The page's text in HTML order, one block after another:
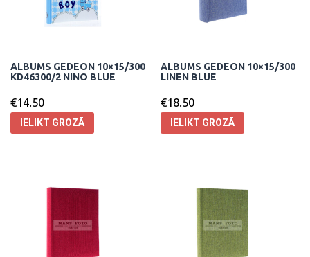
ALBUMS GEDEON 10×15/300
KD46300/2 NINO BLUE
€14.50
IELIKT GROZĀ
ALBUMS GEDEON 10×15/300
LINEN BLUE
€18.50
IELIKT GROZĀ